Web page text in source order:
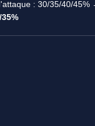
: 30/35/40/45%